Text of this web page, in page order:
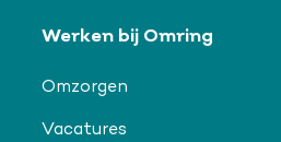
Werken bij Omring
Omzorgen
Vacatures